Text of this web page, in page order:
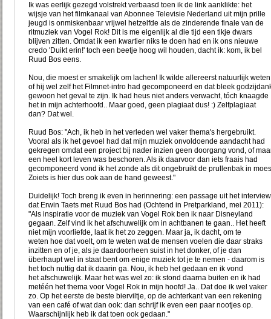
Ik was eerlijk gezegd volstrekt verbaasd toen ik de link aanklikte: het
wijsje van het filmkanaal van Abonnee Televisie Nederland uit mijn prille
jeugd is onmiskenbaar vrijwel hetzelfde als de zinderende finale van de
ritmuziek van Vogel Rok! Dit is me eigenlijk al die tijd een tikje dwars
blijven zitten. Omdat ik een kwartier niks te doen had en ik ons nieuwe
credo 'Duikt erin!' toch een beetje hoog wil houden, dacht ik: kom, ik bel
Ruud Bos eens.
Nou, die moest er smakelijk om lachen! Ik wilde allereerst natuurlijk weten
of hij wel zelf het Filmnet-intro had gecomponeerd en dat bleek
gewoon het geval te zijn. Ik had heus niet anders verwacht, tóch knaagde
het in mijn achterhoofd.. Maar goed, geen plagiaat dus! :) Zelfplagiaat
dan? Dat wel.
Ruud Bos: "Ach, ik heb in het verleden wel vaker thema's hergebruikt.
Vooral als ik het gevoel had dat mijn muziek onvoldoende aandacht had
gekregen omdat een project bij nader inzien geen doorgang vond, of
een heel kort leven was beschoren. Als ik daarvoor dan iets fraais had
gecomponeerd vond ik het zonde als dit ongebruikt de prullenbak in
Zoiets is hier dus ook aan de hand geweest."
Duidelijk! Toch breng ik even in herinnering: een passage uit het interview
dat Erwin Taets met Ruud Bos had (Ochtend in Pretparkland, mei 2011):
"Als inspiratie voor de muziek van Vogel Rok ben ik naar Disneyland
gegaan. Zelf vind ik het afschuwelijk om in achtbanen te gaan.. Het heeft
niet mijn voorliefde, laat ik het zo zeggen. Maar ja, ik dacht, om te
weten hoe dat voelt, om te weten wat de mensen voelen die daar straks
inzitten en of je, als je daardoorheen suist in het donker, of je dan
überhaupt wel in staat bent om enige muziek tot je te nemen - daarom is
het toch nuttig dat ik daarin ga. Nou, ik heb het gedaan en ik vond
het afschuwelijk. Maar het was wel zo: ik stond daarna buiten en ik had
metéén het thema voor Vogel Rok in mijn hoofd! Ja.. Dat doe ik wel vaker
zo. Op het eerste de beste bierviltje, op de achterkant van een rekening
van een café of wat dan ook: dan schrijf ik even een paar nootjes op.
Waarschijnlijk heb ik dat toen ook gedaan."